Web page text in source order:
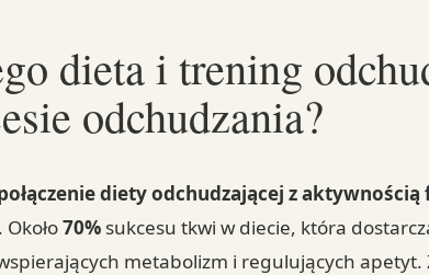
dieta i trening
odchudzania?
diety odchudzającej z aktywnością
Około70% sukcesu tkwi w diecie, która
metabolizm i regulujących apetyt.